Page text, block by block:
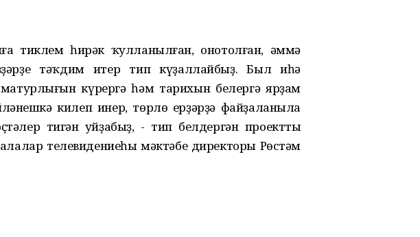
тиклем һирәк ҡулланылған, онотолған, әммә
тәҡдим итер тип күҙаллайбыҙ. Был иһә
матурлығын күрергә һәм тарихын белергә ярҙам
килеп инер, төрлө ерҙәрҙә файҙаланыла
тигән уйҙабыҙ, - тип белдергән проекттың
телевидениеһы мәктәбе директоры Рөстәм